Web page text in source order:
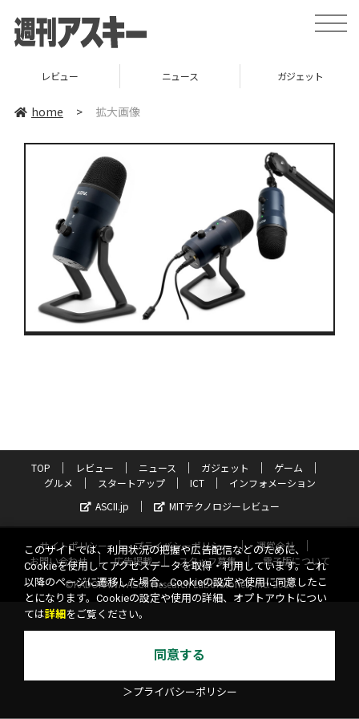
toggle
レビュー ニュース ガジェット
home > 拡大画像
TOP レビュー ニュース ガジェット
ゲーム
グルメ
スタートアップ ICT
インフォメーション
ASCII.jp
MITテクノロジーレビュー
サイトポリシー プライバシーポリシー
運営会社
お問い合わせ
広告掲載 スタッフ募集
電子版について
©KADOKAWA ASCII Research Laboratories, Inc. 2026
このサイトでは、利用状況の把握や広告配信などのために、
Cookieを使用してアクセスデータを取得・利用しています。これ
以降のページに遷移した場合、Cookieの設定や使用に同意したこ
とになります。Cookieの設定や使用の詳細、オプトアウトについ
ては詳細 をご覧ください。
同意する
＞プライバシーポリシー